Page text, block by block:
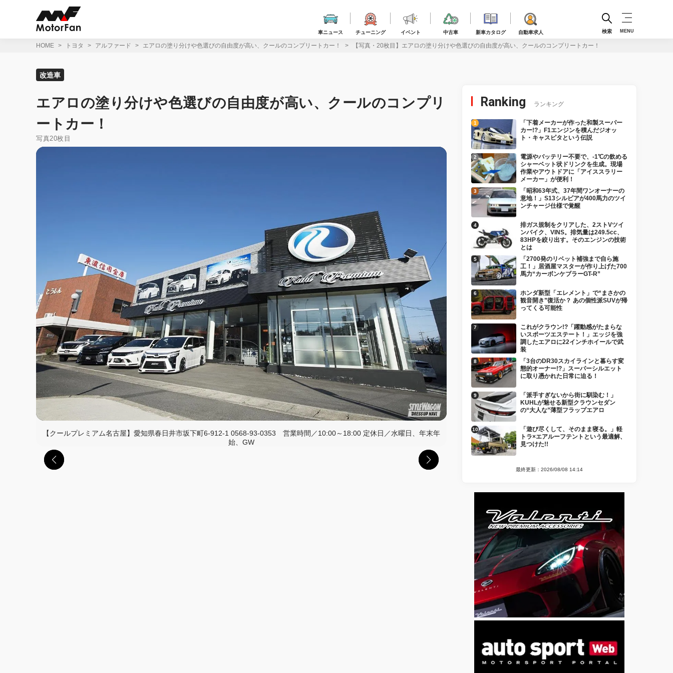
車ニュース チューニング イベント 中古車 新車カタログ 自動車求人 検索 MENU
HOME トヨタ アルファード エアロの塗り分けや色選びの自由度が高い、クールのコンプリートカー！ 【写真・20枚目】エアロの塗り分けや色選びの自由度が高い、クールのコンプリートカー！
改造車
エアロの塗り分けや色選びの自由度が高い、クールのコンプリ
ートカー！
写真20枚目
【クールプレミアム名古屋】愛知県春日井市坂下町6-912-1 0568-93-0353 営業時間／10:00～18:00 定休日／水曜日、年末年
始、GW
Ranking ランキング
「下着メーカーが作った和製スーパー
カー!?」F1エンジンを積んだジオッ
ト・キャスピタという伝説
電源やバッテリー不要で、-1℃の飲める
シャーベット状ドリンクを生成。現場
作業やアウトドアに「アイススラリー
メーカー」が便利！
「昭和63年式、37年間ワンオーナーの
意地！」S13シルビアが400馬力のツイ
ンチャージ仕様で覚醒
排ガス規制をクリアした、2ストVツイ
ンバイク、VINS。排気量は249.5cc、
83HPを絞り出す。そのエンジンの技術
とは
「2700発のリベット補強まで自ら施
工！」居酒屋マスターが作り上げた700
馬力“カーボンケブラーGT-R”
ホンダ新型「エレメント」で“まさかの
観音開き”復活か？ あの個性派SUVが帰
ってくる可能性
これがクラウン!?「躍動感がたまらな
いスポーツエステート！」エッジを強
調したエアロに22インチホイールで武
装
「3台のDR30スカイラインと暮らす変
態的オーナー!?」スーパーシルエット
に取り憑かれた日常に迫る！
「派手すぎないから街に馴染む！」
KUHLが魅せる新型クラウンセダン
の“大人な”薄型フラップエアロ
「遊び尽くして、そのまま寝る。」軽
トラ×エアルーフテントという最適解、
見つけた!!
最終更新：2026/08/08 14:14